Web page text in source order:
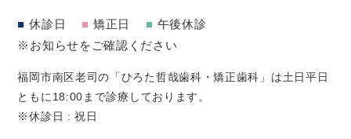
■ 休診日 ■ 矯正日 ■ 午後休診
※お知らせをご確認ください
福岡市南区老司の「ひろた哲哉歯科・矯正歯科」は土日平日
ともに18:00まで診療しております。
※休診日 : 祝日